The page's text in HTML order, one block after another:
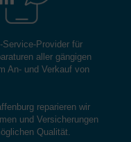
Provider für
aller gängigen
An- und Verkauf von
reparieren wir
und Versicherungen
Qualität.